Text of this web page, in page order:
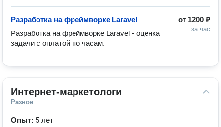
от 1200 ₽
за час
Разработка на фреймворке Laravel
Разработка на фреймворке Laravel - оценка
задачи с оплатой по часам.
Интернет-маркетологи
Разное
Опыт: 5 лет